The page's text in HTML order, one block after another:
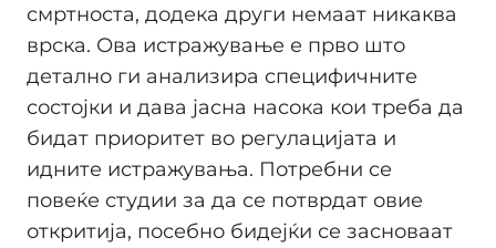
смртноста, додека други немаат никаква
врска. Ова истражување е прво што
детално ги анализира специфичните
состојки и дава јасна насока кои треба да
бидат приоритет во регулацијата и
идните истражувања. Потребни се
повеќе студии за да се потврдат овие
откритија, посебно бидејќи се засноваат